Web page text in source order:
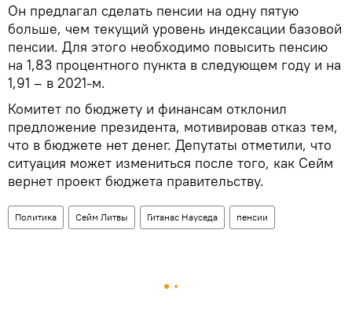
Он предлагал сделать пенсии на одну пятую
больше, чем текущий уровень индексации базовой
пенсии. Для этого необходимо повысить пенсию
на 1,83 процентного пункта в следующем году и на
1,91 – в 2021-м.
Комитет по бюджету и финансам отклонил
предложение президента, мотивировав отказ тем,
что в бюджете нет денег. Депутаты отметили, что
ситуация может измениться после того, как Сейм
вернет проект бюджета правительству.
Политика Сейм Литвы Гитанас Науседа пенсии